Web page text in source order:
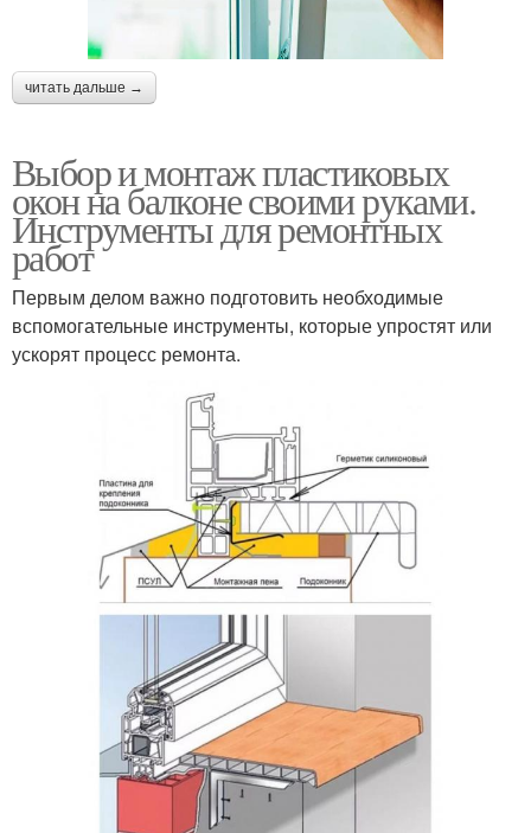
читать дальше →
Выбор и монтаж пластиковых
окон на балконе своими руками.
Инструменты для ремонтных
работ
Первым делом важно подготовить необходимые
вспомогательные инструменты, которые упростят или
ускорят процесс ремонта.